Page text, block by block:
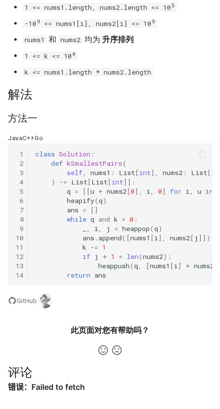
19. 正则表达式匹配
20. 表示数值的字符串
21. 调整数组顺序使奇数位于
22. 链表中倒数第 k 个节点
24. 反转链表
25. 合并两个排序的链表
26. 树的子结构
27. 二叉树的镜像
28. 对称的二叉树
29. 顺时针打印矩阵
30. 包含 min 函数的栈
32.1. 从上到下打印二叉树
32.2. 从上到下打印二叉树 II
32.3. 从上到下打印二叉树 III
33. 二叉搜索树的后序遍历序
列
18. 有效的回文
19. 最多删除一个字符得到回
文
20. 回文子字符串的个数
21. 删除链表的倒数第 n 个结
22. 链表中环的入口节点
23. 两个链表的第一个重合节
24. 反转链表
25. 链表中的两数相加
26. 重排链表
27. 回文链表
28. 展平多级双向链表
30. 插入、删除和随机访问都
是 O(1) 的容器
3.1. 三合一
3.2. 栈的最小值
3.3. 堆盘子
3.4. 化栈为队
3.5. 栈排序
3.6. 动物收容所
4.1. 节点间通路
4.2. 最小高度树
4.3. 特定深度节点链表
4.4. 检查平衡性
4.5. 合法二叉搜索树
4.6. 后继者
4.8. 首个共同祖先
4.12. 求和路径
5.1. 插入
1 <= nums1.length, nums2.length <= 10 5
-10 9 <= nums1[i], nums2[i] <= 10 9
nums1 和 nums2 均为 升序排列
1 <= k <= 104
k <= nums1.length * nums2.length
解法
方法一
JavaC++Go
1
2
3
4
5
6
7
8
9
10
11
12
13
14
class Solution :
def kSmallestPairs(
self, nums1 : List[int], nums2 : List[
)
-> List[List[int]]:
q = [[u + nums2[0], i, 0] for i, u in
heapify(q)
ans =
[]
while q and k > 0 :
, i, j = heappop(q)
ans . append([nums1 [i], nums2[ j ]])
k -= 1
if j + 1 < len(nums2):
heappush(q, [nums1 [i] + nums2
return ans
GitHub
此页面对您有帮助吗？
评论